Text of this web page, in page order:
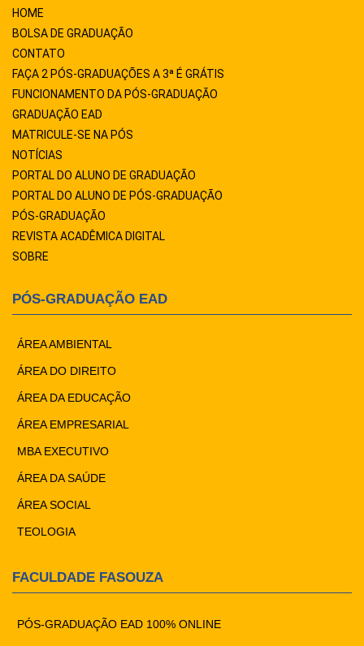
HOME
BOLSA DE GRADUAÇÃO
CONTATO
FAÇA 2 PÓS-GRADUAÇÕES A 3ª É GRÁTIS
FUNCIONAMENTO DA PÓS-GRADUAÇÃO
GRADUAÇÃO EAD
MATRICULE-SE NA PÓS
NOTÍCIAS
PORTAL DO ALUNO DE GRADUAÇÃO
PORTAL DO ALUNO DE PÓS-GRADUAÇÃO
PÓS-GRADUAÇÃO
REVISTA ACADÊMICA DIGITAL
SOBRE
PÓS-GRADUAÇÃO EAD
ÁREA AMBIENTAL
ÁREA DO DIREITO
ÁREA DA EDUCAÇÃO
ÁREA EMPRESARIAL
MBA EXECUTIVO
ÁREA DA SAÚDE
ÁREA SOCIAL
TEOLOGIA
FACULDADE FASOUZA
PÓS-GRADUAÇÃO EAD 100% ONLINE